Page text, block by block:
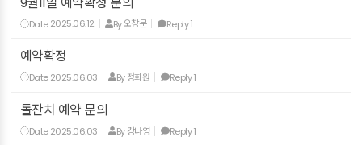
Date 2025.06.12 By오창문 Reply1
예약확정
Date 2025.06.03 By정희원 Reply1
돌잔치 예약 문의
Date 2025.06.03 By강나영 Reply1